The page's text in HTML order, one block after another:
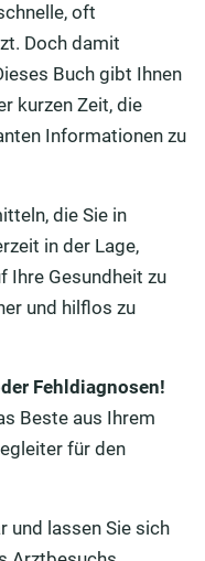
oft
Doch damit
Buch gibt Ihnen
kurzen Zeit, die
Informationen zu
die Sie in
in der Lage,
Ihre Gesundheit zu
und hilflos zu
Fehldiagnosen!
Beste aus Ihrem
für den
und lassen Sie sich